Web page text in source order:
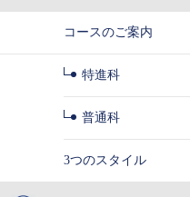
コースのご案内
特進科
普通科
3つのスタイル